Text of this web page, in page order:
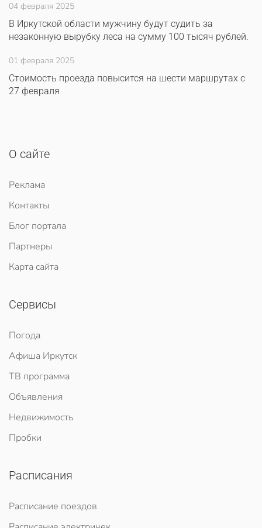
04 февраля 2025
В Иркутской области мужчину будут судить за
незаконную вырубку леса на сумму 100 тысяч рублей.
01 февраля 2025
Стоимость проезда повысится на шести маршрутах с
27 февраля
О сайте
Реклама
Контакты
Блог портала
Партнеры
Карта сайта
Сервисы
Погода
Афиша Иркутск
ТВ программа
Объявления
Недвижимость
Пробки
Расписания
Расписание поездов